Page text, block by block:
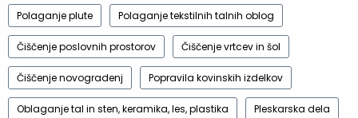
Polaganje plute Polaganje tekstilnih talnih oblog
Čiščenje poslovnih prostorov Čiščenje vrtcev in šol
Čiščenje novogradenj Popravila kovinskih izdelkov
Oblaganje tal in sten, keramika, les, plastika Pleskarska dela